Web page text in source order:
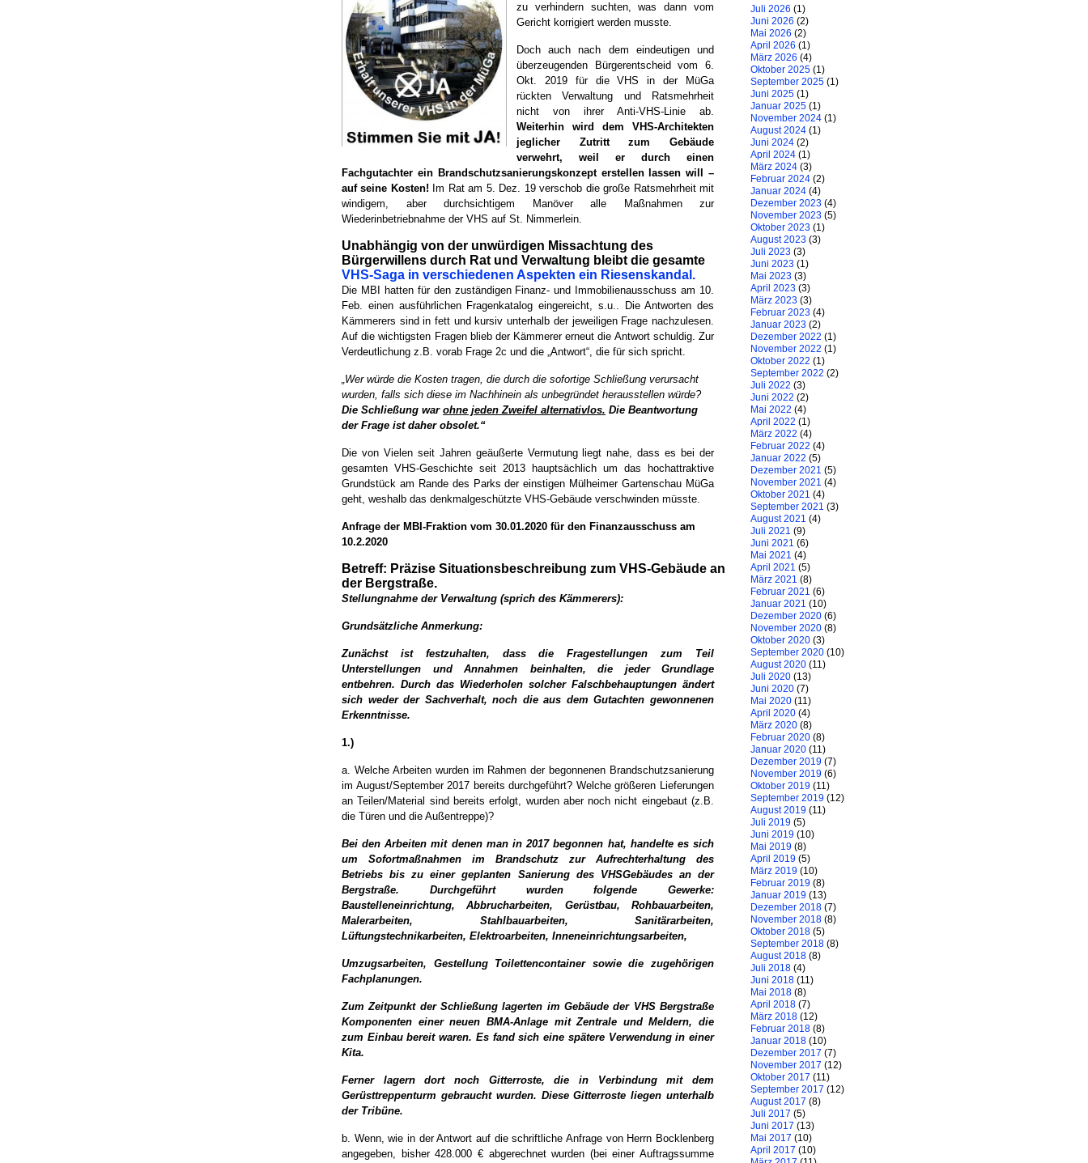
zu verhindern suchten, was dann vom
Gericht korrigiert werden musste.
Doch auch nach dem eindeutigen und
überzeugenden Bürgerentscheid vom 6.
Okt. 2019 für die VHS in der MüGa
rückten Verwaltung und Ratsmehrheit
nicht von ihrer Anti-VHS-Linie ab.
Weiterhin wird dem VHS-Architekten
jeglicher Zutritt zum Gebäude
verwehrt, weil er durch einen
Fachgutachter ein Brandschutzsanierungskonzept erstellen lassen will –
auf seine Kosten! Im Rat am 5. Dez. 19 verschob die große Ratsmehrheit mit
windigem, aber durchsichtigem Manöver alle Maßnahmen zur
Wiederinbetriebnahme der VHS auf St. Nimmerlein.
Unabhängig von der unwürdigen Missachtung des
Bürgerwillens durch Rat und Verwaltung bleibt die gesamte
VHS-Saga in verschiedenen Aspekten ein Riesenskandal.
Die MBI hatten für den zuständigen Finanz- und Immobilienausschuss am 10.
Feb. einen ausführlichen Fragenkatalog eingereicht, s.u.. Die Antworten des
Kämmerers sind in fett und kursiv unterhalb der jeweiligen Frage nachzulesen.
Auf die wichtigsten Fragen blieb der Kämmerer erneut die Antwort schuldig. Zur
Verdeutlichung z.B. vorab Frage 2c und die „Antwort“, die für sich spricht.
„Wer würde die Kosten tragen, die durch die sofortige Schließung verursacht
wurden, falls sich diese im Nachhinein als unbegründet herausstellen würde?
Die Schließung war ohne jeden Zweifel alternativlos. Die Beantwortung
der Frage ist daher obsolet.“
Die von Vielen seit Jahren geäußerte Vermutung liegt nahe, dass es bei der
gesamten VHS-Geschichte seit 2013 hauptsächlich um das hochattraktive
Grundstück am Rande des Parks der einstigen Mülheimer Gartenschau MüGa
geht, weshalb das denkmalgeschützte VHS-Gebäude verschwinden müsste.
Anfrage der MBI-Fraktion vom 30.01.2020 für den Finanzausschuss am
10.2.2020
Betreff: Präzise Situationsbeschreibung zum VHS-Gebäude an
der Bergstraße.
Stellungnahme der Verwaltung (sprich des Kämmerers):
Grundsätzliche Anmerkung:
Zunächst ist festzuhalten, dass die Fragestellungen zum Teil
Unterstellungen und Annahmen beinhalten, die jeder Grundlage
entbehren. Durch das Wiederholen solcher Falschbehauptungen ändert
sich weder der Sachverhalt, noch die aus dem Gutachten gewonnenen
Erkenntnisse.
1.)
a. Welche Arbeiten wurden im Rahmen der begonnenen Brandschutzsanierung
im August/September 2017 bereits durchgeführt? Welche größeren Lieferungen
an Teilen/Material sind bereits erfolgt, wurden aber noch nicht eingebaut (z.B.
die Türen und die Außentreppe)?
Bei den Arbeiten mit denen man in 2017 begonnen hat, handelte es sich
um Sofortmaßnahmen im Brandschutz zur Aufrechterhaltung des
Betriebs bis zu einer geplanten Sanierung des VHSGebäudes an der
Bergstraße. Durchgeführt wurden folgende Gewerke:
Baustelleneinrichtung, Abbrucharbeiten, Gerüstbau, Rohbauarbeiten,
Malerarbeiten, Stahlbauarbeiten, Sanitärarbeiten,
Lüftungstechnikarbeiten, Elektroarbeiten, Inneneinrichtungsarbeiten,
Umzugsarbeiten, Gestellung Toilettencontainer sowie die zugehörigen
Fachplanungen.
Zum Zeitpunkt der Schließung lagerten im Gebäude der VHS Bergstraße
Komponenten einer neuen BMA-Anlage mit Zentrale und Meldern, die
zum Einbau bereit waren. Es fand sich eine spätere Verwendung in einer
Kita.
Ferner lagern dort noch Gitterroste, die in Verbindung mit dem
Gerüsttreppenturm gebraucht wurden. Diese Gitterroste liegen unterhalb
der Tribüne.
b. Wenn, wie in der Antwort auf die schriftliche Anfrage von Herrn Bocklenberg
angegeben, bisher 428.000 € abgerechnet wurden (bei einer Auftragssumme
Juli 2026 (1)
Juni 2026 (2)
Mai 2026 (2)
April 2026 (1)
März 2026 (4)
Oktober 2025 (1)
September 2025 (1)
Juni 2025 (1)
Januar 2025 (1)
November 2024 (1)
August 2024 (1)
Juni 2024 (2)
April 2024 (1)
März 2024 (3)
Februar 2024 (2)
Januar 2024 (4)
Dezember 2023 (4)
November 2023 (5)
Oktober 2023 (1)
August 2023 (3)
Juli 2023 (3)
Juni 2023 (1)
Mai 2023 (3)
April 2023 (3)
März 2023 (3)
Februar 2023 (4)
Januar 2023 (2)
Dezember 2022 (1)
November 2022 (1)
Oktober 2022 (1)
September 2022 (2)
Juli 2022 (3)
Juni 2022 (2)
Mai 2022 (4)
April 2022 (1)
März 2022 (4)
Februar 2022 (4)
Januar 2022 (5)
Dezember 2021 (5)
November 2021 (4)
Oktober 2021 (4)
September 2021 (3)
August 2021 (4)
Juli 2021 (9)
Juni 2021 (6)
Mai 2021 (4)
April 2021 (5)
März 2021 (8)
Februar 2021 (6)
Januar 2021 (10)
Dezember 2020 (6)
November 2020 (8)
Oktober 2020 (3)
September 2020 (10)
August 2020 (11)
Juli 2020 (13)
Juni 2020 (7)
Mai 2020 (11)
April 2020 (4)
März 2020 (8)
Februar 2020 (8)
Januar 2020 (11)
Dezember 2019 (7)
November 2019 (6)
Oktober 2019 (11)
September 2019 (12)
August 2019 (11)
Juli 2019 (5)
Juni 2019 (10)
Mai 2019 (8)
April 2019 (5)
März 2019 (10)
Februar 2019 (8)
Januar 2019 (13)
Dezember 2018 (7)
November 2018 (8)
Oktober 2018 (5)
September 2018 (8)
August 2018 (8)
Juli 2018 (4)
Juni 2018 (11)
Mai 2018 (8)
April 2018 (7)
März 2018 (12)
Februar 2018 (8)
Januar 2018 (10)
Dezember 2017 (7)
November 2017 (12)
Oktober 2017 (11)
September 2017 (12)
August 2017 (8)
Juli 2017 (5)
Juni 2017 (13)
Mai 2017 (10)
April 2017 (10)